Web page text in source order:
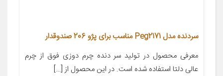
سردنده مدل Peg2171 مناسب برای پژو 206 صندوقدار
معرفی محصول در تولید سر دنده چرم دوزی فوق از چرم
عالی دلتا استفاده شده است. در این محصول از […]